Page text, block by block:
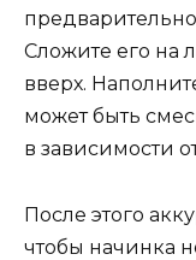
Сложите его на
вверх.
может быть
в зависимости
После этого
чтобы начинка